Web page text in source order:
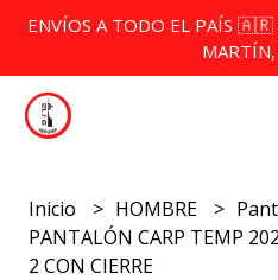
ENVÍOS A TODO EL PAÍS 🇦🇷
MARTÍN,
Inicio HOMBRE
PANTALÓN CARP TEMP
2 CON CIERRE